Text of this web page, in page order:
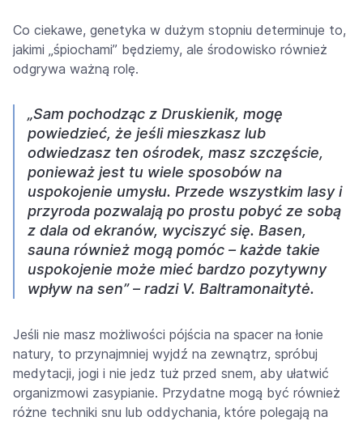
Co ciekawe, genetyka w dużym stopniu determinuje to,
jakimi „śpiochami” będziemy, ale środowisko również
odgrywa ważną rolę.
„Sam pochodząc z Druskienik, mogę
powiedzieć, że jeśli mieszkasz lub
odwiedzasz ten ośrodek, masz szczęście,
ponieważ jest tu wiele sposobów na
uspokojenie umysłu. Przede wszystkim lasy i
przyroda pozwalają po prostu pobyć ze sobą
z dala od ekranów, wyciszyć się. Basen,
sauna również mogą pomóc – każde takie
uspokojenie może mieć bardzo pozytywny
wpływ na sen” – radzi V. Baltramonaitytė.
Jeśli nie masz możliwości pójścia na spacer na łonie
natury, to przynajmniej wyjdź na zewnątrz, spróbuj
medytacji, jogi i nie jedz tuż przed snem, aby ułatwić
organizmowi zasypianie. Przydatne mogą być również
różne techniki snu lub oddychania, które polegają na